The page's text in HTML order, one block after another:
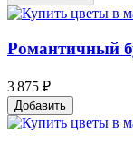
Романтичный
3 875 ₽
Добавить